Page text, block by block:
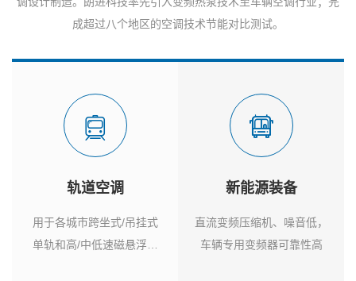
成超过八个地区的空调技术节能对比测试。
轨道空调
用于各城市跨坐式/吊挂式
单轨和高/中低速磁悬浮列
新能源装备
直流变频压缩机、噪音低，
车辆专用变频器可靠性高